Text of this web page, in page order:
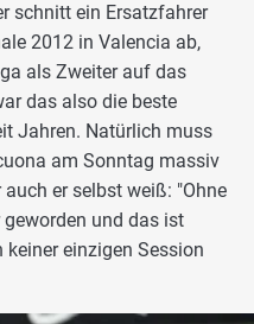
schnitt ein Ersatzfahrer
2012 in Valencia ab,
als Zweiter auf das
das also die beste
Jahren. Natürlich muss
am Sonntag massiv
er selbst weiß: "Ohne
und das ist
einzigen Session